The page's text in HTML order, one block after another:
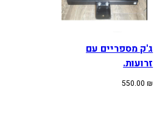
ג'ק מספריים עם
זרועות.
550.00₪